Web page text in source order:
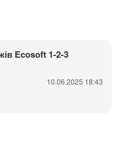
Ecosoft 1-2-3
10.06.2025 18:43